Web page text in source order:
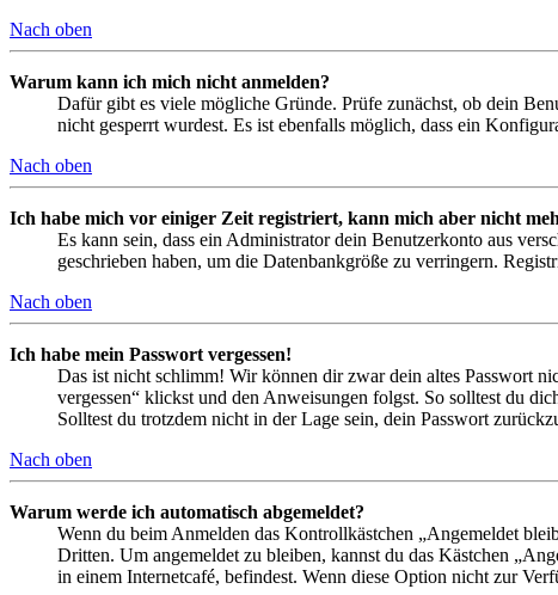
Nach oben
Warum kann ich mich nicht anmelden?
Dafür gibt es viele mögliche Gründe. Prüfe zunächst, ob dein
nicht gesperrt wurdest. Es ist ebenfalls möglich, dass ein
Nach oben
Ich habe mich vor einiger Zeit registriert, kann mich aber nicht
Es kann sein, dass ein Administrator dein Benutzerkonto aus
geschrieben haben, um die Datenbankgröße zu verringern.
Nach oben
Ich habe mein Passwort vergessen!
Das ist nicht schlimm! Wir können dir zwar dein altes Passwort
vergessen“ klickst und den Anweisungen folgst. So solltest du
Solltest du trotzdem nicht in der Lage sein, dein Passwort
Nach oben
Warum werde ich automatisch abgemeldet?
Wenn du beim Anmelden das Kontrollkästchen „Angemeldet
Dritten. Um angemeldet zu bleiben, kannst du das Kästchen
in einem Internetcafé, befindest. Wenn diese Option nicht zur